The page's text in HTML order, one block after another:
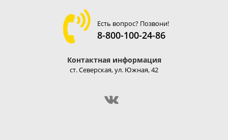
Есть вопрос? Позвони!
8-800-100-24-86
Контактная информация
ст. Северская, ул. Южная, 42